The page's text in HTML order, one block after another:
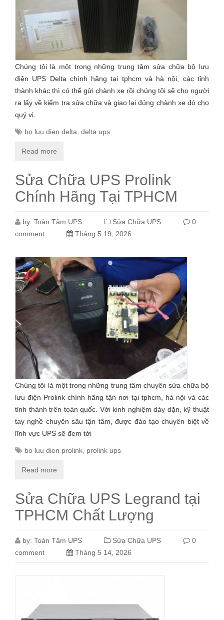
Chúng tôi là một trong những trung tâm sửa chữa bộ lưu
điện UPS Delta chính hãng tại tphcm và hà nội, các tỉnh
thành khác thì có thể gửi chành xe rồi chúng tôi sẽ cho người
ra lấy về kiểm tra sửa chữa và giao lại đúng chành xe đó cho
quý vị.
bo luu dien delta delta ups
Read more
Sửa Chữa UPS Prolink
Chính Hãng Tại TPHCM
by: Toàn Tâm UPS Sửa Chữa UPS
0
comment
Tháng 5 19, 2026
Chúng tôi là một trong những trung tâm chuyên sửa chữa bộ
lưu điện Prolink chính hãng tận nơi tại tphcm, hà nội và các
tỉnh thành trên toàn quốc. Với kinh nghiệm dày dặn, kỹ thuật
tay nghề chuyên sâu tận tâm, được đào tạo chuyên biệt về
lĩnh vực UPS sẽ đem tới
bo luu dien prolink prolink ups
Read more
Sửa Chữa UPS Legrand tại
TPHCM Chất Lượng
by: Toàn Tâm UPS Sửa Chữa UPS
0
comment
Tháng 5 14, 2026